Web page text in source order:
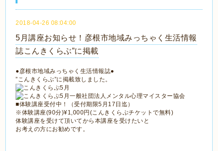
2018-04-26 08:04:00
5月講座お知らせ！彦根市地域みっちゃく生活情報
誌こんきくらぶ”に掲載
●彦根市地域みっちゃく生活情報誌●
”こんきくらぶ”に掲載致しました。
■体験講座受付中！（受付期限5月17日迄）
※体験講座(90分)¥1,000円(こんきくらぶチケットで無料)
体験講座を受けて頂いてから本講座を受けたいと
お考えの方にお勧めです。